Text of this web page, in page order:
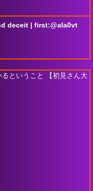
deceit | first:@ala0vt